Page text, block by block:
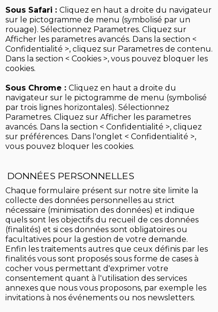
Sous Safari : Cliquez en haut a droite du navigateur
sur le pictogramme de menu (symbolisé par un
rouage). Sélectionnez Parametres. Cliquez sur
Afficher les parametres avancés. Dans la section <
Confidentialité >, cliquez sur Parametres de contenu.
Dans la section < Cookies >, vous pouvez bloquer les
cookies.
Sous Chrome : Cliquez en haut a droite du
navigateur sur le pictogramme de menu (symbolisé
par trois lignes horizontales). Sélectionnez
Parametres. Cliquez sur Afficher les parametres
avancés. Dans la section < Confidentialité >, cliquez
sur préférences. Dans l'onglet < Confidentialité >,
vous pouvez bloquer les cookies.
DONNÉES PERSONNELLES
Chaque formulaire présent sur notre site limite la
collecte des données personnelles au strict
nécessaire (minimisation des données) et indique
quels sont les objectifs du recueil de ces données
(finalités) et si ces données sont obligatoires ou
facultatives pour la gestion de votre demande.
Enfin les traitements autres que ceux définis par les
finalités vous sont proposés sous forme de cases à
cocher vous permettant d'exprimer votre
consentement quant à l'utilisation des services
annexes que nous vous proposons, par exemple les
invitations à nos événements ou nos newsletters.